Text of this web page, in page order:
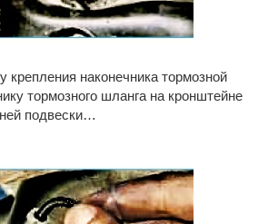
крепления наконечника тормозной
тормозного шланга на кронштейне
подвески…